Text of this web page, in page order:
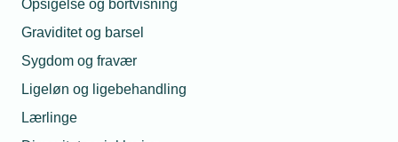
Opsigelse og bortvisning
Graviditet og barsel
Sygdom og fravær
Ligeløn og ligebehandling
Lærlinge
Sortér
Viser 1 - 6 of af 6 resultater